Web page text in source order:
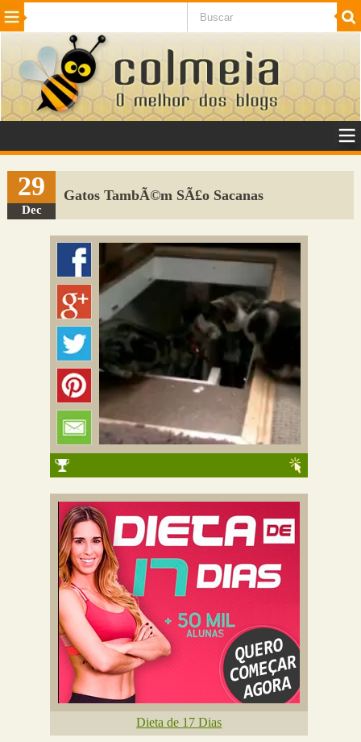
Beleza Cinema e TV
Internet Jogos NotÃ­cias SaÃºde
VeÃ­culos Adulto
Sugerir Link
Adicionar Blog
Colmeia Exchange
Perguntas Frequentes
29
Dec
Gatos TambÃ©m SÃ£o Sacanas
Dieta de 17 Dias